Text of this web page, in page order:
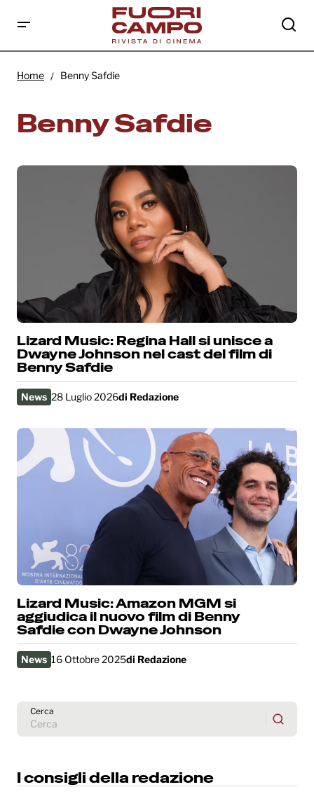
Home Benny Safdie
Benny Safdie
Lizard Music: Regina Hall si unisce a
Dwayne Johnson nel cast del film di
Benny Safdie
News 28 Luglio 2026di Redazione
Lizard Music: Amazon MGM si
aggiudica il nuovo film di Benny
Safdie con Dwayne Johnson
News 16 Ottobre 2025di Redazione
Cerca
I consigli della redazione